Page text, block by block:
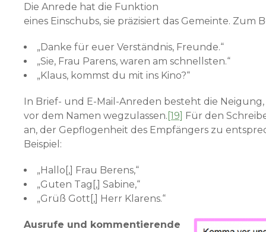
Die Anrede hat die Funktion
eines Einschubs, sie präzisiert das Gemeinte. Zum
„Danke für euer Verständnis, Freunde.“
„Sie, Frau Parens, waren am schnellsten.“
„Klaus, kommst du mit ins Kino?“
In Brief- und E-Mail-Anreden besteht die Neigung,
vor dem Namen wegzulassen. [19] Für den
an, der Gepflogenheit des Empfängers zu
Beispiel:
„Hallo[,] Frau Berens,“
„Guten Tag[,] Sabine,“
„Grüß Gott[,] Herr Klarens.“
Ausrufe und kommentierende